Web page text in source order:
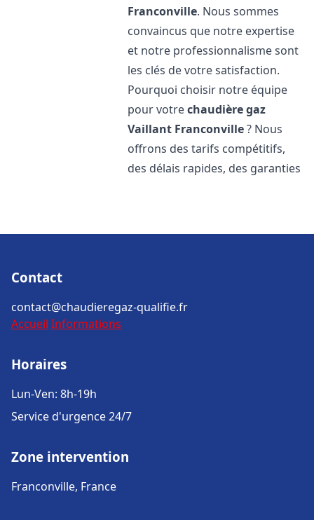
Franconville. Nous sommes
convaincus que notre expertise
et notre professionnalisme sont
les clés de votre satisfaction.
Pourquoi choisir notre équipe
pour votrechaudière gaz
Vaillant Franconville? Nous
offrons des tarifs compétitifs,
des délais rapides, des garanties
Contact
contact@chaudieregaz-qualifie.fr
Accueil Informations
Horaires
Lun-Ven: 8h-19h
Service d'urgence 24/7
Zone intervention
Franconville, France